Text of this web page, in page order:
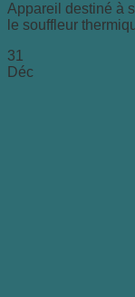
Appareil destiné à
le souffleur
31
Déc